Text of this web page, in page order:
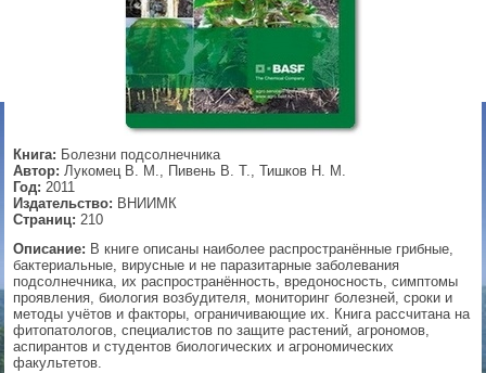
Книга: Болезни подсолнечника
Автор: Лукомец В. M., Пивень В. Т., Тишков Н. М.
Год: 2011
Издательство: ВНИИМК
Страниц: 210
Описание: В книге описаны наиболее распространённые грибные,
бактериальные, вирусные и не паразитарные заболевания
подсолнечника, их распространённость, вредоносность, симптомы
проявления, биология возбудителя, мониторинг болезней, сроки и
методы учётов и факторы, ограничивающие их. Книга рассчитана на
фитопатологов, специалистов по защите растений, агрономов,
аспирантов и студентов биологических и агрономических
факультетов.
▼
▼